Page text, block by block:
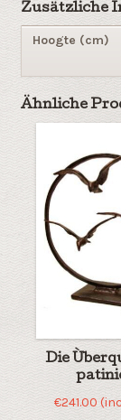
Zusätzliche
Hoogte (cm)
Ähnliche
Die
€241.00